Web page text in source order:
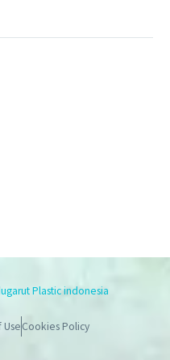
Plastic indonesia
UseCookies Policy